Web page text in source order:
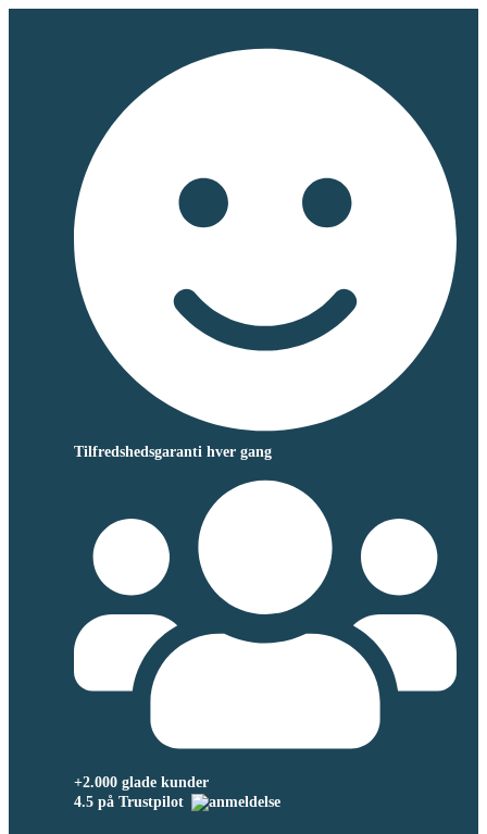
Tilfredshedsgaranti hver gang
+2.000 glade kunder
4.5 på Trustpilot